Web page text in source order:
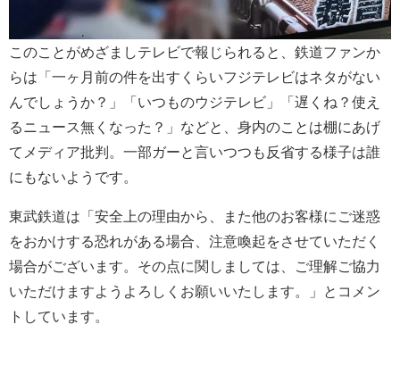
このことがめざましテレビで報じられると、鉄道ファンか
らは「一ヶ月前の件を出すくらいフジテレビはネタがない
んでしょうか？」「いつものウジテレビ」「遅くね？使え
るニュース無くなった？」などと、身内のことは棚にあげ
てメディア批判。一部ガーと言いつつも反省する様子は誰
にもないようです。
東武鉄道は「安全上の理由から、また他のお客様にご迷惑
をおかけする恐れがある場合、注意喚起をさせていただく
場合がございます。その点に関しましては、ご理解ご協力
いただけますようよろしくお願いいたします。」とコメン
トしています。